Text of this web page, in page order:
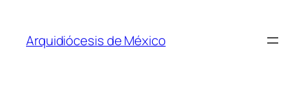
contenido
Arquidiócesis de México